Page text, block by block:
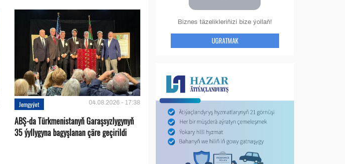
Jemgyýet 04.08.2026 - 17:38
ABŞ-da Türkmenistanyň Garaşsyzlygynyň
35 ýyllygyna bagyşlanan çäre geçirildi
Biznes täzelikleriňizi bize ýollaň!
UGRATMAK